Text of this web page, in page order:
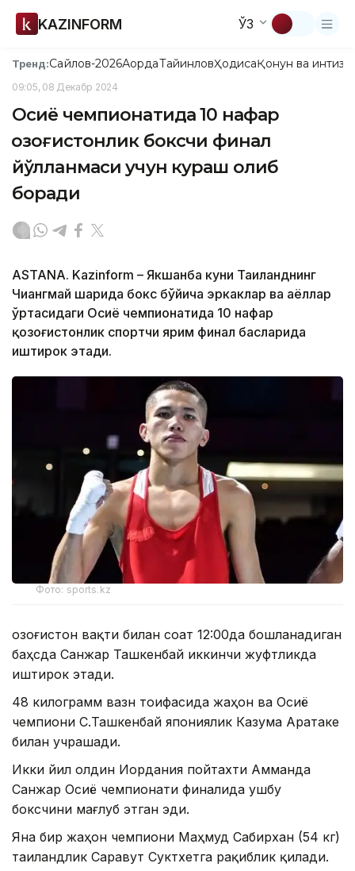
KAZINFORM ЎЗ
Тренд:Сайлов-2026АқордаТайинловҲодисаҚонун ва
09:05, 08 Декабр 2024
Осиё чемпионатида 10 нафар
қозоғистонлик боксчи финал
йўлланмаси учун кураш олиб
боради
ASTANA. Kazinform – Якшанба куни Таиланднинг
Чиангмай шаҳрида бокс бўйича эркаклар ва аёллар
ўртасидаги Осиё чемпионатида 10 нафар
қозоғистонлик спортчи ярим финал баҳсларида
иштирок этади.
Фото: sports.kz
Қозоғистон вақти билан соат 12:00да бошланадиган
баҳсда Санжар Ташкенбай иккинчи жуфтликда
иштирок этади.
48 килограмм вазн тоифасида жаҳон ва Осиё
чемпиони С.Ташкенбай япониялик Казума Аратаке
билан учрашади.
Икки йил олдин Иордания пойтахти Амманда
Санжар Осиё чемпионати финалида ушбу
боксчини мағлуб этган эди.
Яна бир жаҳон чемпиони Маҳмуд Сабирхан (54 кг)
таиландлик Саравут Суктхетга рақиблик қилади.